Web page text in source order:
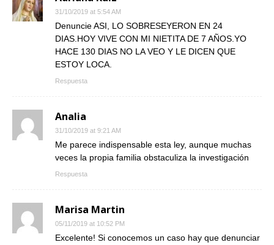
31/10/2019 at 5:54 AM
Denuncie ASI, LO SOBRESEYERON EN 24
DIAS.HOY VIVE CON MI NIETITA DE 7 AÑOS.YO
HACE 130 DIAS NO LA VEO Y LE DICEN QUE
ESTOY LOCA.
Respuesta
Analia
31/10/2019 at 9:21 AM
Me parece indispensable esta ley, aunque muchas
veces la propia familia obstaculiza la investigación
Respuesta
Marisa Martin
05/11/2019 at 10:52 PM
Excelente! Si conocemos un caso hay que denunciar